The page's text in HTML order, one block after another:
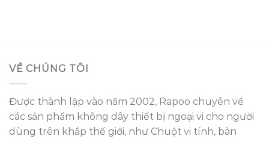
VỀ CHÚNG TÔI
Được thành lập vào năm 2002, Rapoo chuyên về
các sản phẩm không dây thiết bị ngoại vi cho người
dùng trên khắp thế giới, như Chuột vi tính, bàn